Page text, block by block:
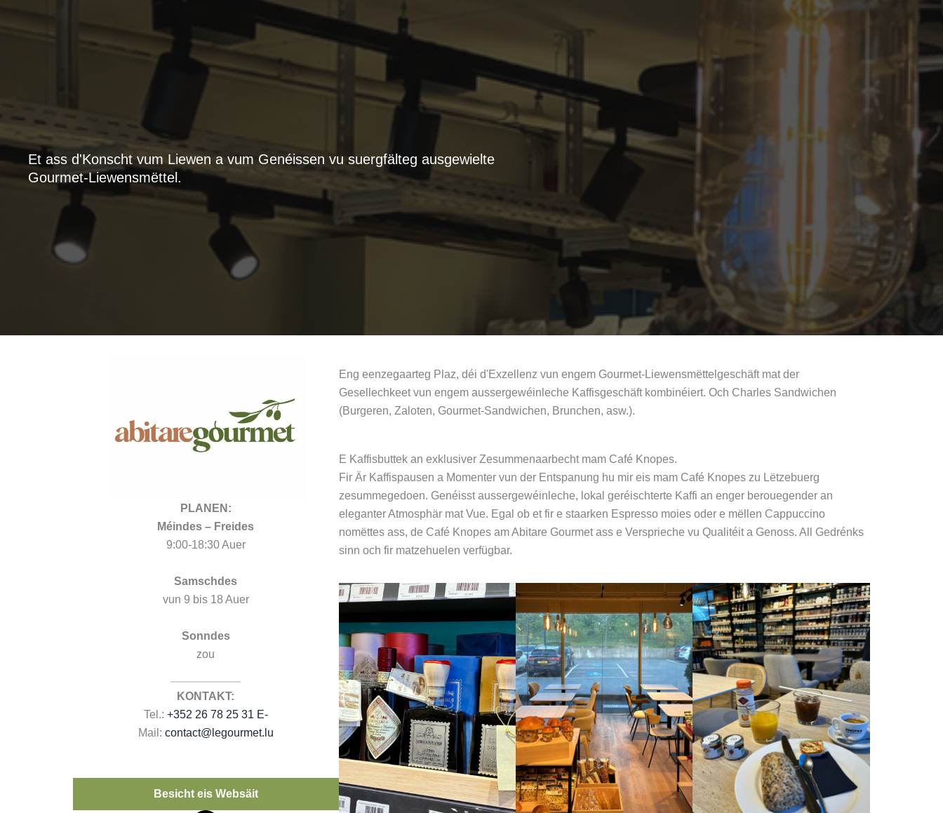
Et ass d'Konscht vum Liewen a vum Genéissen vu suergfälteg ausgewielte
Gourmet-Liewensmëttel.
PLANEN:
Méindes – Freides
9:00-18:30 Auer
Samschdes
vun 9 bis 18 Auer
Sonndes
zou
KONTAKT:
Tel.: +352 26 78 25 31 E-
Mail: contact@legourmet.lu
Besicht eis Websäit
Eng eenzegaarteg Plaz, déi d'Exzellenz vun engem Gourmet-Liewensmëttelgeschäft mat der
Gesellechkeet vun engem aussergewéinleche Kaffisgeschäft kombinéiert. Och Charles Sandwichen
(Burgeren, Zaloten, Gourmet-Sandwichen, Brunchen, asw.).
E Kaffisbuttek an exklusiver Zesummenaarbecht mam Café Knopes.
Fir Är Kaffispausen a Momenter vun der Entspanung hu mir eis mam Café Knopes zu Lëtzebuerg
zesummegedoen. Genéisst aussergewéinleche, lokal geréischterte Kaffi an enger berouegender an
eleganter Atmosphär mat Vue. Egal ob et fir e staarken Espresso moies oder e mëllen Cappuccino
nomëttes ass, de Café Knopes am Abitare Gourmet ass e Versprieche vu Qualitéit a Genoss. All Gedrénks
sinn och fir matzehuelen verfügbar.